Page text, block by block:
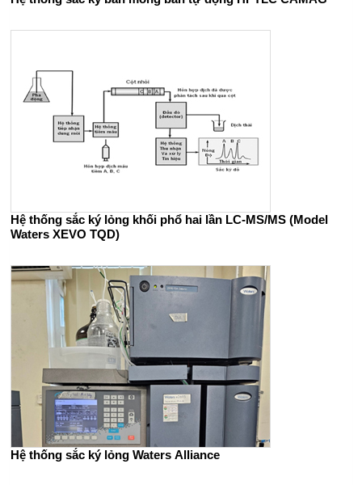
Hệ thống sắc ký lỏng khối phổ hai lần LC-MS/MS (Model
Waters XEVO TQD)
Hệ thống sắc ký lỏng Waters Alliance